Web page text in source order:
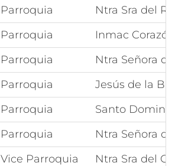
Parroquia
Ntra Sra del
Parroquia
Inmac
Parroquia
Ntra Señora
Parroquia
Jesús de la
Parroquia
Santo
Parroquia
Ntra Señora
Vice Parroquia
Ntra Sra del